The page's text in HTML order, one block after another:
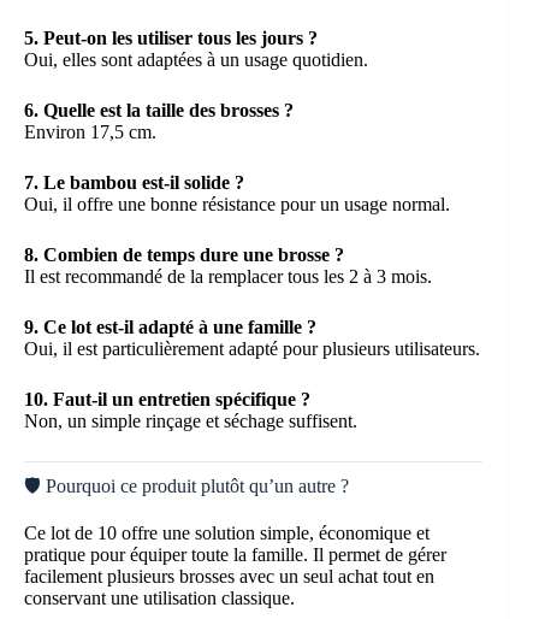
5. Peut-on les utiliser tous les jours ?
Oui, elles sont adaptées à un usage quotidien.
6. Quelle est la taille des brosses ?
Environ 17,5 cm.
7. Le bambou est-il solide ?
Oui, il offre une bonne résistance pour un usage normal.
8. Combien de temps dure une brosse ?
Il est recommandé de la remplacer tous les 2 à 3 mois.
9. Ce lot est-il adapté à une famille ?
Oui, il est particulièrement adapté pour plusieurs utilisateurs.
10. Faut-il un entretien spécifique ?
Non, un simple rinçage et séchage suffisent.
🛡️ Pourquoi ce produit plutôt qu’un autre ?
Ce lot de 10 offre une solution simple, économique et
pratique pour équiper toute la famille. Il permet de gérer
facilement plusieurs brosses avec un seul achat tout en
conservant une utilisation classique.